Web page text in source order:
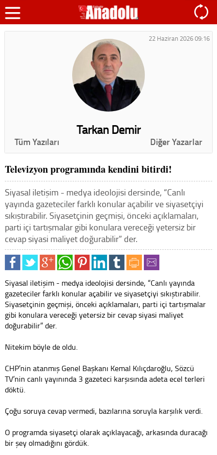
22 Haziran 2026 09:16
Tarkan Demir
Tüm Yazıları Diğer Yazarlar
Televizyon programında kendini bitirdi!
Siyasal iletişim - medya ideolojisi dersinde, “Canlı
yayında gazeteciler farklı konular açabilir ve siyasetçiyi
sıkıştırabilir. Siyasetçinin geçmişi, önceki açıklamaları,
parti içi tartışmalar gibi konulara vereceği yetersiz bir
cevap siyasi maliyet doğurabilir” der.
Siyasal iletişim - medya ideolojisi dersinde, “Canlı yayında
gazeteciler farklı konular açabilir ve siyasetçiyi sıkıştırabilir.
Siyasetçinin geçmişi, önceki açıklamaları, parti içi tartışmalar
gibi konulara vereceği yetersiz bir cevap siyasi maliyet
doğurabilir” der.
Nitekim böyle de oldu.
CHP’nin atanmış Genel Başkanı Kemal Kılıçdaroğlu, Sözcü
TV’nin canlı yayınında 3 gazeteci karşısında adeta ecel terleri
döktü.
Çoğu soruya cevap vermedi, bazılarına soruyla karşılık verdi.
O programda siyasetçi olarak açıklayacağı, arkasında duracağı
bir şey olmadığını gördük.